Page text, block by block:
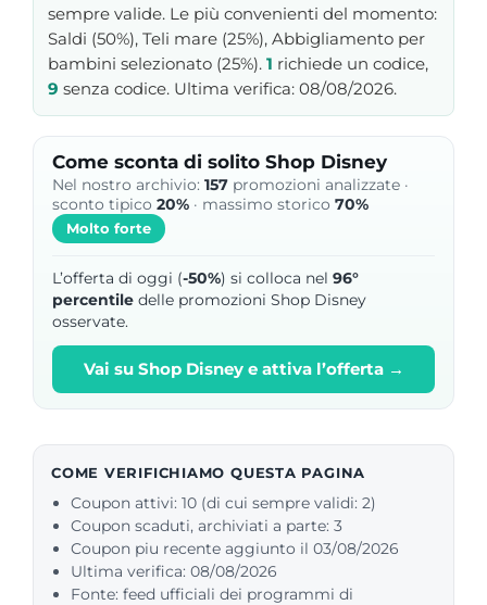
sempre valide. Le più convenienti del momento:
Saldi (50%), Teli mare (25%), Abbigliamento per
bambini selezionato (25%). 1 richiede un codice,
9 senza codice. Ultima verifica: 08/08/2026.
Come sconta di solito Shop Disney
Nel nostro archivio: 157 promozioni analizzate ·
sconto tipico 20% · massimo storico 70%
Molto forte
L’offerta di oggi (-50%) si colloca nel 96°
percentile delle promozioni Shop Disney
osservate.
Vai su Shop Disney e attiva l’offerta →
COME VERIFICHIAMO QUESTA PAGINA
Coupon attivi: 10 (di cui sempre validi: 2)
Coupon scaduti, archiviati a parte: 3
Coupon piu recente aggiunto il 03/08/2026
Ultima verifica: 08/08/2026
Fonte: feed ufficiali dei programmi di